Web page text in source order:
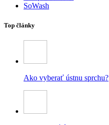
SoWash
Top články
Ako vyberať ústnu sprchu?